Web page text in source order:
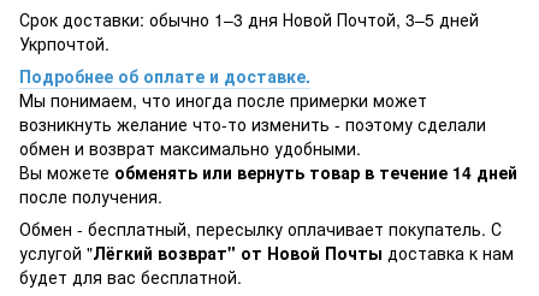
Срок доставки: обычно 1–3 дня Новой Почтой, 3–5 дней
Укрпочтой.
Подробнее об оплате и доставке.
Мы понимаем, что иногда после примерки может
возникнуть желание что-то изменить - поэтому сделали
обмен и возврат максимально удобными.
Вы можете обменять или вернуть товар в течение 14 дней
после получения.
Обмен - бесплатный, пересылку оплачивает покупатель. С
услугой "Лёгкий возврат" от Новой Почты доставка к нам
будет для вас бесплатной.